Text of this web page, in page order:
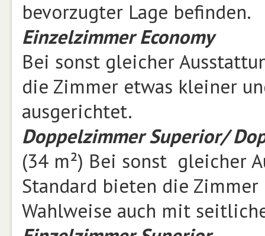
bevorzugter Lage befinden.
Einzelzimmer Economy
Bei sonst gleicher
die Zimmer etwas kleiner
ausgerichtet.
Doppelzimmer Superior/
(34 m²) Bei sonst gleicher
Standard bieten die Zimmer
Wahlweise auch mit